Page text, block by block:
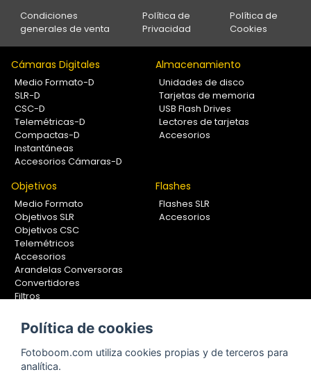
Condiciones
generales de venta
Política de
Privacidad
Política de
Cookies
Cámaras Digitales
Medio Formato-D
SLR-D
CSC-D
Telemétricas-D
Compactas-D
Instantáneas
Accesorios Cámaras-D
Almacenamiento
Unidades de disco
Tarjetas de memoria
USB Flash Drives
Lectores de tarjetas
Accesorios
Objetivos
Medio Formato
Objetivos SLR
Objetivos CSC
Telemétricos
Accesorios
Arandelas Conversoras
Convertidores
Filtros
Calibradores
Flashes
Flashes SLR
Accesorios
Soportes Fotografía
Monopiés
Política de cookies
Fotoboom.com utiliza cookies propias y de terceros para
analítica.